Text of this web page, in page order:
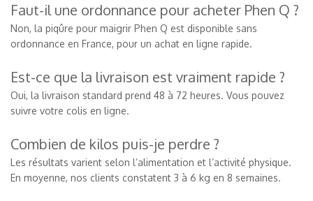
Faut-il une ordonnance pour acheter Phen Q ?
Non, la piqûre pour maigrir Phen Q est disponible sans
ordonnance en France, pour un achat en ligne rapide.
Est-ce que la livraison est vraiment rapide ?
Oui, la livraison standard prend 48 à 72 heures. Vous pouvez
suivre votre colis en ligne.
Combien de kilos puis-je perdre ?
Les résultats varient selon l’alimentation et l’activité physique.
En moyenne, nos clients constatent 3 à 6 kg en 8 semaines.